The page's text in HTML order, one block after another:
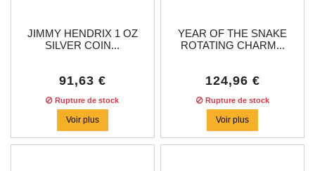
JIMMY HENDRIX 1 OZ
SILVER COIN...
91,63 €
Rupture de stock
Voir plus
YEAR OF THE SNAKE
ROTATING CHARM...
124,96 €
Rupture de stock
Voir plus